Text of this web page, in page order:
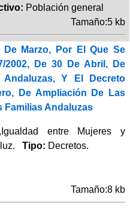
Población general
Tamaño:5 kb
De Marzo, Por El Que Se
2002, De 30 De Abril, De
Y El Decreto
De Ampliación De Las
Familias Andaluzas
entre Mujeres y
Tipo: Decretos.
Tamaño:8 kb